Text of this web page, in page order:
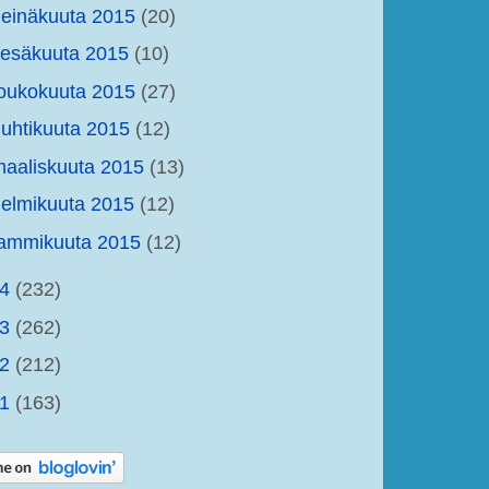
2015 (20)
2015 (10)
2015 (27)
2015 (12)
2015 (13)
2015 (12)
2015 (12)
(232)
(262)
(212)
(163)